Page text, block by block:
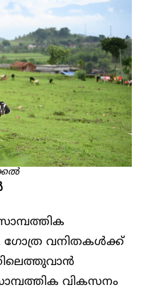
ഗോത്ര വനിതകൾക്ക്
സാമ്പത്തിക വികസനം